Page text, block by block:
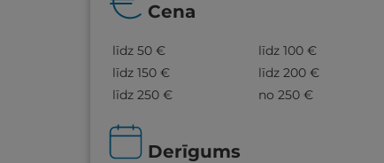
Cena
līdz 50 €
līdz 100 €
līdz 150 €
līdz 200 €
līdz 250 €
no 250 €
Derīgums